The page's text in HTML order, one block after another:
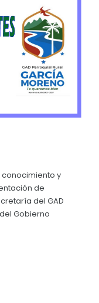
Territorial -
conocimiento y
de
del GAD
Gobierno